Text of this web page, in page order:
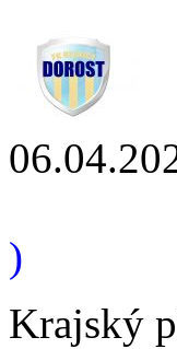
)
Krajský